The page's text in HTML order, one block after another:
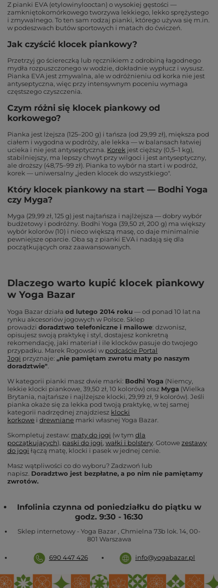
Z pianki EVA (etylowinylooctan) o wysokiej gęstości —
zamkniętokomórkowego tworzywa lekkiego, lekko sprężystego
i zmywalnego. To ten sam rodzaj pianki, którego używa się m.in.
w podeszwach butów sportowych i matach do ćwiczeń.
Jak czyścić klocek piankowy?
Przetrzyj go ściereczką lub ręcznikiem z odrobiną łagodnego
mydła rozpuszczonego w wodzie, dokładnie wypłucz i wysusz.
Pianka EVA jest zmywalna, ale w odróżnieniu od korka nie jest
antyseptyczna, więc przy intensywnym poceniu wymaga
częstszego czyszczenia.
Czym różni się klocek piankowy od
korkowego?
Pianka jest lżejsza (125–200 g) i tańsza (od 29,99 zł), miększa pod
ciałem i wygodna w podróży, ale lekka — w balansach łatwiej
ucieka i nie jest antyseptyczna. Korek jest cięższy (0,5–1 kg),
stabilniejszy, ma lepszy chwyt przy wilgoci i jest antyseptyczny,
ale droższy (48,75–99 zł). Pianka to wybór na start i w podróż,
korek — uniwersalny „jeden klocek do wszystkiego".
Który klocek piankowy na start — Bodhi Yoga
czy Myga?
Myga (29,99 zł, 125 g) jest najtańsza i najlżejsza — dobry wybór
budżetowy i podróżny. Bodhi Yoga (39,50 zł, 200 g) ma większy
wybór kolorów (10) i nieco większą masę, co daje minimalnie
pewniejsze oparcie. Oba są z pianki EVA i nadają się dla
początkujących oraz zaawansowanych.
Dlaczego warto kupić klocek piankowy
w Yoga Bazar
Yoga Bazar działa od lutego 2014 roku — od ponad 10 lat na
rynku akcesoriów jogowych w Polsce. Sklep
prowadzi doradztwo telefoniczne i mailowe: dzwonisz,
opisujesz swoją praktykę i styl, dostajesz konkretną
rekomendację, jaki materiał i ile klocków pasuje do twojego
przypadku. Marek Rogowski w podcaście Portal
Jogi przyznaje: „nie pamiętam zwrotu maty po naszym
doradztwie".
W kategorii pianki masz dwie marki: Bodhi Yoga (Niemcy,
lekkie klocki piankowe, 39,50 zł, 10 kolorów) oraz Myga (Wielka
Brytania, najtańsze i najlżejsze klocki, 29,99 zł, 9 kolorów). Jeśli
pianka okaże się za lekka pod twoją praktykę, w tej samej
kategorii nadrzędnej znajdziesz klocki
korkowe i drewniane marki własnej Yoga Bazar.
Skompletuj zestaw: maty do jogi (w tym dla
początkujących), paski do jogi, wałki i bolstery. Gotowe zestawy
do jogi łączą matę, klocki i pasek w jednej cenie.
Masz wątpliwości co do wyboru? Zadzwoń lub
napisz. Doradztwo jest bezpłatne, a po nim nie pamiętamy
zwrotów.
Infolinia czynna od poniedziałku do piątku w
godz. 9:30 - 16:30
Sklep internetowy - Yoga Bazar , Chmielna 73b lok. 14, 00-
801 Warszawa
690 447 426 info@yogabazar.pl